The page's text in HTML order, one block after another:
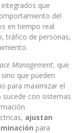
que
del
en tiempo real
tráfico de personas,
Management, que
que pueden
para maximizar el
con sistemas
ajustan
para